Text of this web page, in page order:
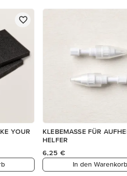
YOUR
KLEBEMASSE FÜR
HELFER
6,25 €
In den Warenkorb